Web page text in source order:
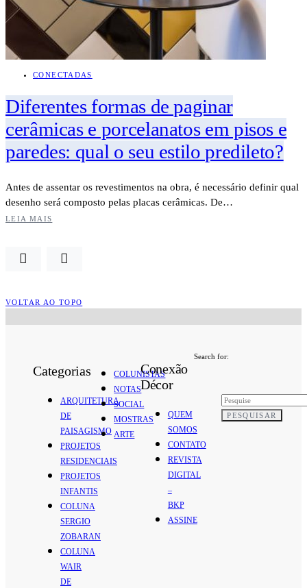
CONECTADAS
Diferentes formas de paginar
cerâmicas e porcelanatos em pisos e
paredes: qual o seu estilo predileto?
Antes de assentar os revestimentos na obra, é necessário definir qual
desenho será composto pelas placas cerâmicas. De…
LEIA MAIS
VOLTAR AO TOPO
Categorias
ARQUITETURA
DE
PAISAGISMO
PROJETOS
RESIDENCIAIS
PROJETOS
INFANTIS
COLUNA
SERGIO
ZOBARAN
COLUNA
WAIR
DE
COLUNISTAS
NOTAS
SOCIAL
MOSTRAS
ARTE
Conexão
Décor
QUEM
SOMOS
CONTATO
REVISTA
DIGITAL
–
BKP
ASSINE
Search for:
PESQUISAR